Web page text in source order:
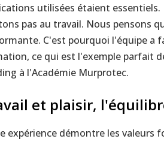
utilisées étaient
pas au travail. Nous pensons
C'est pourquoi l'équipe a
ce qui est l'exemple parfait
à l'Académie Murprotec.
et plaisir,
expérience démontre les valeurs